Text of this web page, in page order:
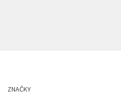
ZNAČKY